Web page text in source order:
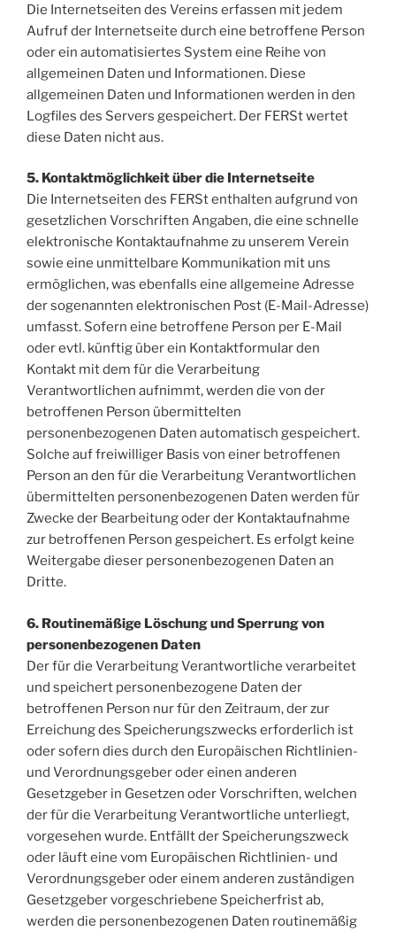
Die Internetseiten des Vereins erfassen mit jedem
Aufruf der Internetseite durch eine betroffene Person
oder ein automatisiertes System eine Reihe von
allgemeinen Daten und Informationen. Diese
allgemeinen Daten und Informationen werden in den
Logfiles des Servers gespeichert. Der FERSt wertet
diese Daten nicht aus.
5. Kontaktmöglichkeit über die Internetseite
Die Internetseiten des FERSt enthalten aufgrund von
gesetzlichen Vorschriften Angaben, die eine schnelle
elektronische Kontaktaufnahme zu unserem Verein
sowie eine unmittelbare Kommunikation mit uns
ermöglichen, was ebenfalls eine allgemeine Adresse
der sogenannten elektronischen Post (E-Mail-Adresse)
umfasst. Sofern eine betroffene Person per E-Mail
oder evtl. künftig über ein Kontaktformular den
Kontakt mit dem für die Verarbeitung
Verantwortlichen aufnimmt, werden die von der
betroffenen Person übermittelten
personenbezogenen Daten automatisch gespeichert.
Solche auf freiwilliger Basis von einer betroffenen
Person an den für die Verarbeitung Verantwortlichen
übermittelten personenbezogenen Daten werden für
Zwecke der Bearbeitung oder der Kontaktaufnahme
zur betroffenen Person gespeichert. Es erfolgt keine
Weitergabe dieser personenbezogenen Daten an
Dritte.
6. Routinemäßige Löschung und Sperrung von
personenbezogenen Daten
Der für die Verarbeitung Verantwortliche verarbeitet
und speichert personenbezogene Daten der
betroffenen Person nur für den Zeitraum, der zur
Erreichung des Speicherungszwecks erforderlich ist
oder sofern dies durch den Europäischen Richtlinien-
und Verordnungsgeber oder einen anderen
Gesetzgeber in Gesetzen oder Vorschriften, welchen
der für die Verarbeitung Verantwortliche unterliegt,
vorgesehen wurde. Entfällt der Speicherungszweck
oder läuft eine vom Europäischen Richtlinien- und
Verordnungsgeber oder einem anderen zuständigen
Gesetzgeber vorgeschriebene Speicherfrist ab,
werden die personenbezogenen Daten routinemäßig